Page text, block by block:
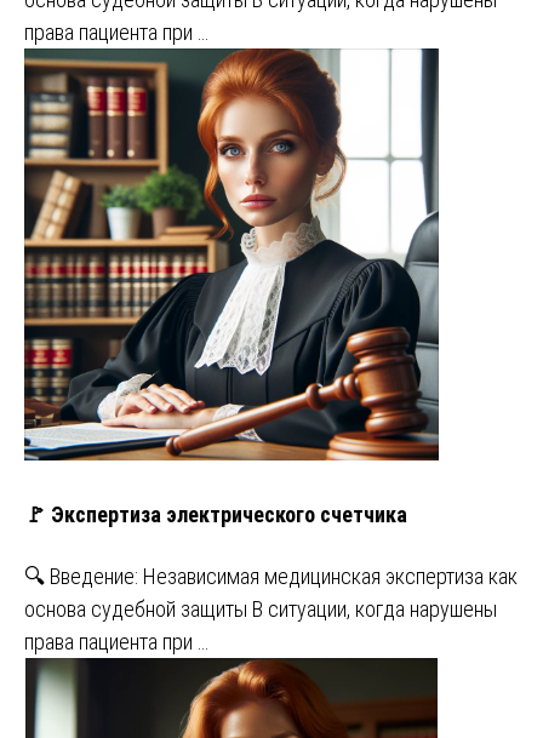
права пациента при …
🚩 Экспертиза электрического счетчика
🔍 Введение: Независимая медицинская экспертиза как
основа судебной защиты В ситуации, когда нарушены
права пациента при …